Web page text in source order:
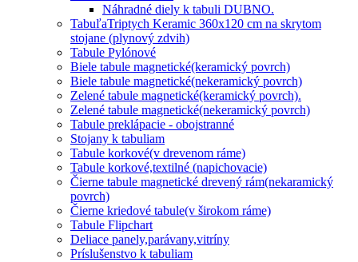
Náhradné diely k tabuli DUBNO.
TabuľaTriptych Keramic 360x120 cm na skrytom
stojane (plynový zdvih)
Tabule Pylónové
Biele tabule magnetické(keramický povrch)
Biele tabule magnetické(nekeramický povrch)
Zelené tabule magnetické(keramický povrch).
Zelené tabule magnetické(nekeramický povrch)
Tabule preklápacie - obojstranné
Stojany k tabuliam
Tabule korkové(v drevenom ráme)
Tabule korkové,textilné (napichovacie)
Čierne tabule magnetické drevený rám(nekaramický
povrch)
Čierne kriedové tabule(v širokom ráme)
Tabule Flipchart
Deliace panely,parávany,vitríny
Príslušenstvo k tabuliam